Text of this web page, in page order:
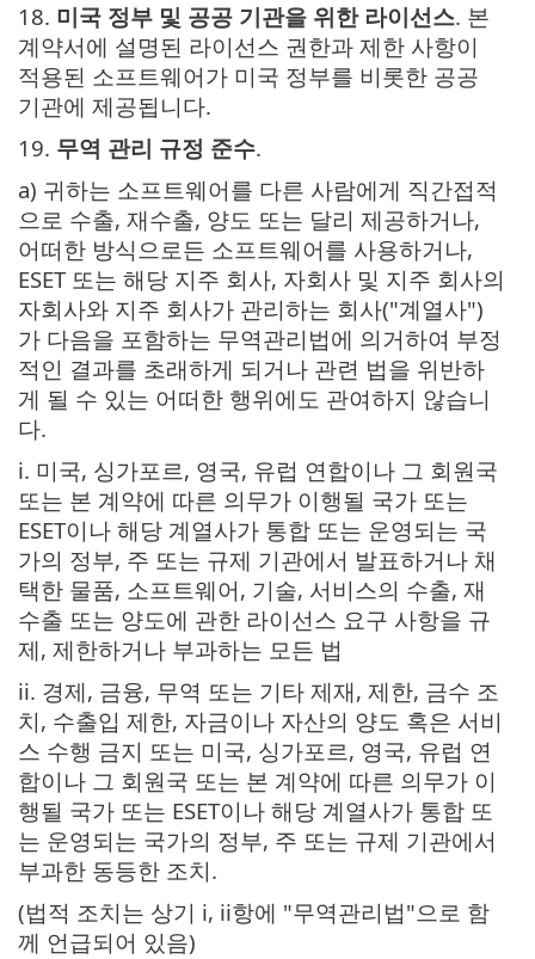
18. 미국 정부 및 공공 기관을 위한 라이선스. 본
계약서에 설명된 라이선스 권한과 제한 사항이
적용된 소프트웨어가 미국 정부를 비롯한 공공
기관에 제공됩니다.
19. 무역 관리 규정 준수.
a) 귀하는 소프트웨어를 다른 사람에게 직간접적
으로 수출, 재수출, 양도 또는 달리 제공하거나,
어떠한 방식으로든 소프트웨어를 사용하거나,
ESET 또는 해당 지주 회사, 자회사 및 지주 회사의
자회사와 지주 회사가 관리하는 회사("계열사")
가 다음을 포함하는 무역관리법에 의거하여 부정
적인 결과를 초래하게 되거나 관련 법을 위반하
게 될 수 있는 어떠한 행위에도 관여하지 않습니
다.
i. 미국, 싱가포르, 영국, 유럽 연합이나 그 회원국
또는 본 계약에 따른 의무가 이행될 국가 또는
ESET이나 해당 계열사가 통합 또는 운영되는 국
가의 정부, 주 또는 규제 기관에서 발표하거나 채
택한 물품, 소프트웨어, 기술, 서비스의 수출, 재
수출 또는 양도에 관한 라이선스 요구 사항을 규
제, 제한하거나 부과하는 모든 법
ii. 경제, 금융, 무역 또는 기타 제재, 제한, 금수 조
치, 수출입 제한, 자금이나 자산의 양도 혹은 서비
스 수행 금지 또는 미국, 싱가포르, 영국, 유럽 연
합이나 그 회원국 또는 본 계약에 따른 의무가 이
행될 국가 또는 ESET이나 해당 계열사가 통합 또
는 운영되는 국가의 정부, 주 또는 규제 기관에서
부과한 동등한 조치.
(법적 조치는 상기 i, ii항에 "무역관리법"으로 함
께 언급되어 있음)